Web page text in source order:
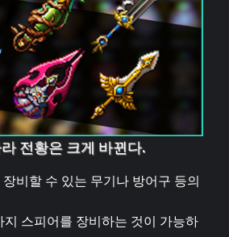
전황은 크게 바뀐다.
장비할 수 있는 무기나 방어구 등의
스피어를 장비하는 것이 가능하